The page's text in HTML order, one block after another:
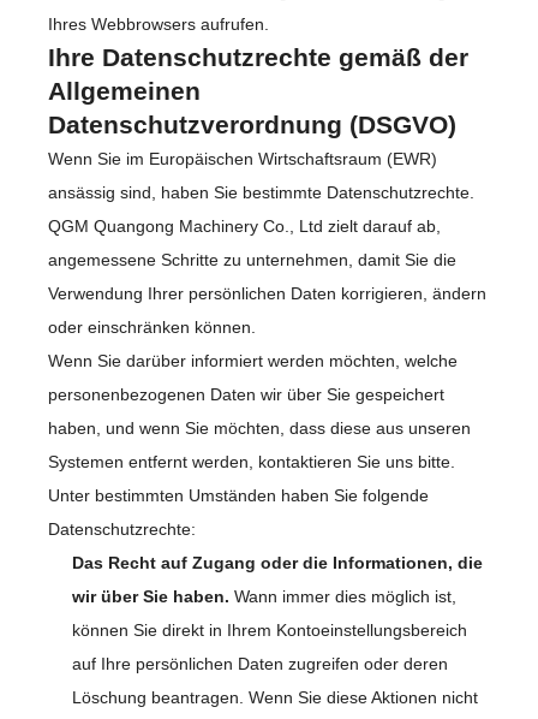
Ihres Webbrowsers aufrufen.
Ihre Datenschutzrechte gemäß der
Allgemeinen
Datenschutzverordnung (DSGVO)
Wenn Sie im Europäischen Wirtschaftsraum (EWR)
ansässig sind, haben Sie bestimmte Datenschutzrechte.
QGM Quangong Machinery Co., Ltd zielt darauf ab,
angemessene Schritte zu unternehmen, damit Sie die
Verwendung Ihrer persönlichen Daten korrigieren, ändern
oder einschränken können.
Wenn Sie darüber informiert werden möchten, welche
personenbezogenen Daten wir über Sie gespeichert
haben, und wenn Sie möchten, dass diese aus unseren
Systemen entfernt werden, kontaktieren Sie uns bitte.
Unter bestimmten Umständen haben Sie folgende
Datenschutzrechte:
Das Recht auf Zugang oder die Informationen, die
wir über Sie haben. Wann immer dies möglich ist,
können Sie direkt in Ihrem Kontoeinstellungsbereich
auf Ihre persönlichen Daten zugreifen oder deren
Löschung beantragen. Wenn Sie diese Aktionen nicht